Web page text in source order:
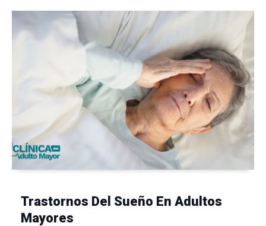
Trastornos Del Sueño En Adultos
Mayores